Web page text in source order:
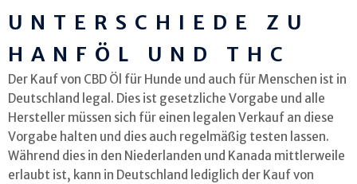
UNTERSCHIEDE ZU
HANFÖL UND THC
Der Kauf von CBD Öl für Hunde und auch für Menschen ist in
Deutschland legal. Dies ist gesetzliche Vorgabe und alle
Hersteller müssen sich für einen legalen Verkauf an diese
Vorgabe halten und dies auch regelmäßig testen lassen.
Während dies in den Niederlanden und Kanada mittlerweile
erlaubt ist, kann in Deutschland lediglich der Kauf von